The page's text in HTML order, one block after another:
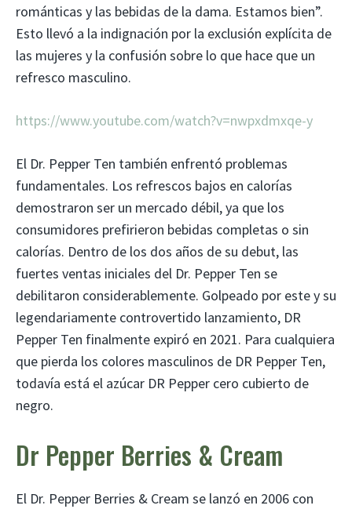
románticas y las bebidas de la dama. Estamos bien”.
Esto llevó a la indignación por la exclusión explícita de
las mujeres y la confusión sobre lo que hace que un
refresco masculino.
https://www.youtube.com/watch?v=nwpxdmxqe-y
El Dr. Pepper Ten también enfrentó problemas
fundamentales. Los refrescos bajos en calorías
demostraron ser un mercado débil, ya que los
consumidores prefirieron bebidas completas o sin
calorías. Dentro de los dos años de su debut, las
fuertes ventas iniciales del Dr. Pepper Ten se
debilitaron considerablemente. Golpeado por este y su
legendariamente controvertido lanzamiento, DR
Pepper Ten finalmente expiró en 2021. Para cualquiera
que pierda los colores masculinos de DR Pepper Ten,
todavía está el azúcar DR Pepper cero cubierto de
negro.
Dr Pepper Berries & Cream
El Dr. Pepper Berries & Cream se lanzó en 2006 con